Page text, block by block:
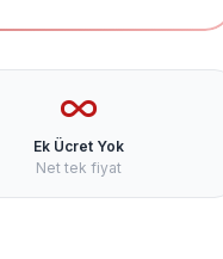
Ek Ücret Yok
Net tek fiyat